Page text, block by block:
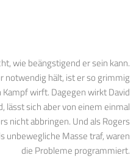
wie beängstigend er sein kann.
notwendig hält, ist er so grimmig
wirft. Dagegen wirkt David
lässt sich aber von einem einmal
nicht abbringen. Und als Rogers
unbewegliche Masse traf, waren
die Probleme programmiert.